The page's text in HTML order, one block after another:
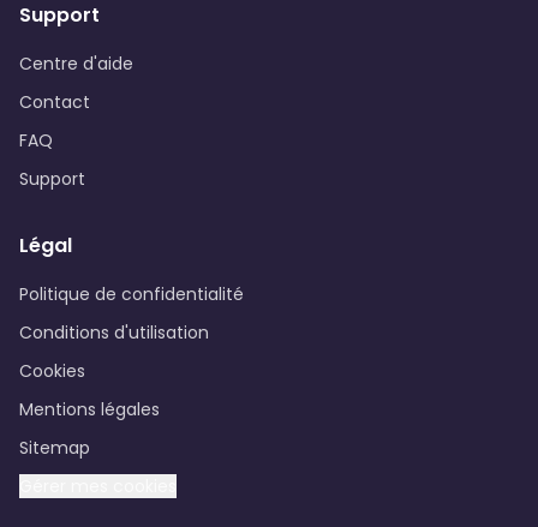
Support
Centre d'aide
Contact
FAQ
Support
Légal
Politique de confidentialité
Conditions d'utilisation
Cookies
Mentions légales
Sitemap